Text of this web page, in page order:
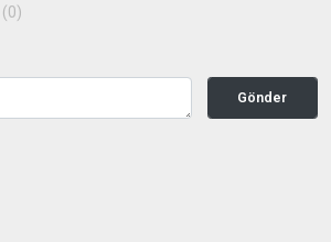
(0)
Gönder